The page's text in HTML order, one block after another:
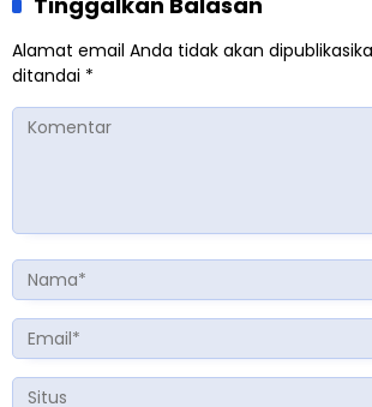
Alamat email Anda tidak akan
ditandai *